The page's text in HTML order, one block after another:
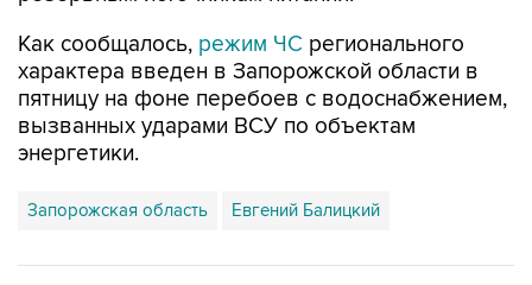
Как сообщалось, режим ЧС регионального
характера введен в Запорожской области в
пятницу на фоне перебоев с водоснабжением,
вызванных ударами ВСУ по объектам
энергетики.
Запорожская область Евгений Балицкий